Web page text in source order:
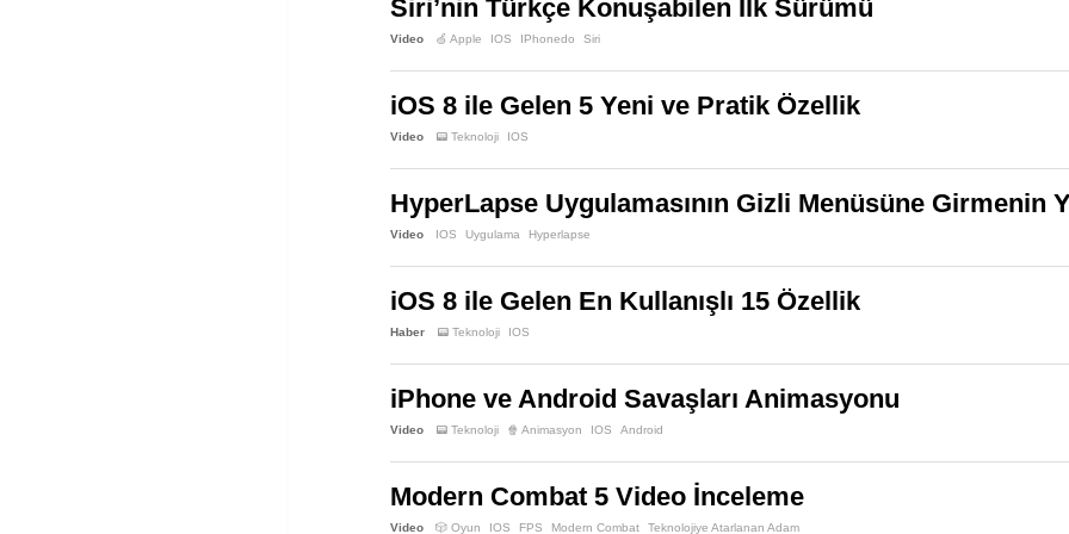
Siri’nin Türkçe Konuşabilen İlk Sürümü
Video 🍏 Apple IOS IPhonedo Siri
iOS 8 ile Gelen 5 Yeni ve Pratik Özellik
Video 📟 Teknoloji IOS
HyperLapse Uygulamasının Gizli Menüsüne Girmenin
Video IOS Uygulama Hyperlapse
iOS 8 ile Gelen En Kullanışlı 15 Özellik
Haber 📟 Teknoloji IOS
iPhone ve Android Savaşları Animasyonu
Video 📟 Teknoloji 🍿 Animasyon IOS Android
Modern Combat 5 Video İnceleme
Video 🎲 Oyun IOS FPS Modern Combat Teknolojiye Atarlanan Adam